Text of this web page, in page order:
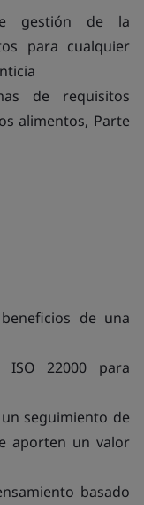
gestión de la
para cualquier
de requisitos
alimentos, Parte
de una
22000 para
seguimiento de
aporten un valor
basado